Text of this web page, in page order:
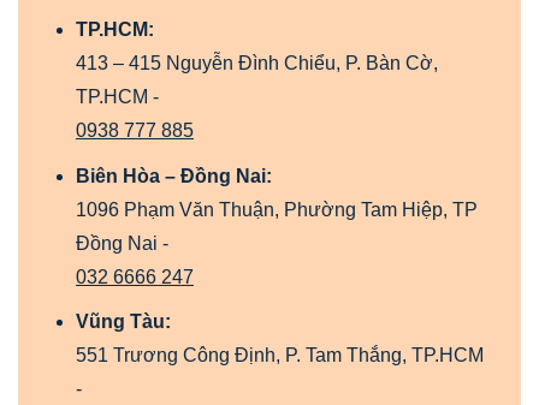
TP.HCM:
413 – 415 Nguyễn Đình Chiểu, P. Bàn Cờ,
TP.HCM -
0938 777 885
Biên Hòa – Đồng Nai:
1096 Phạm Văn Thuận, Phường Tam Hiệp, TP
Đồng Nai -
032 6666 247
Vũng Tàu:
551 Trương Công Định, P. Tam Thắng, TP.HCM
-